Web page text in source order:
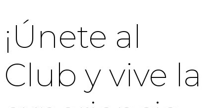
¡Únete al
Club y vive la